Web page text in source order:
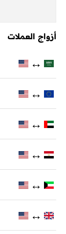
أزواج العملات
↔
↔
↔
↔
↔
↔